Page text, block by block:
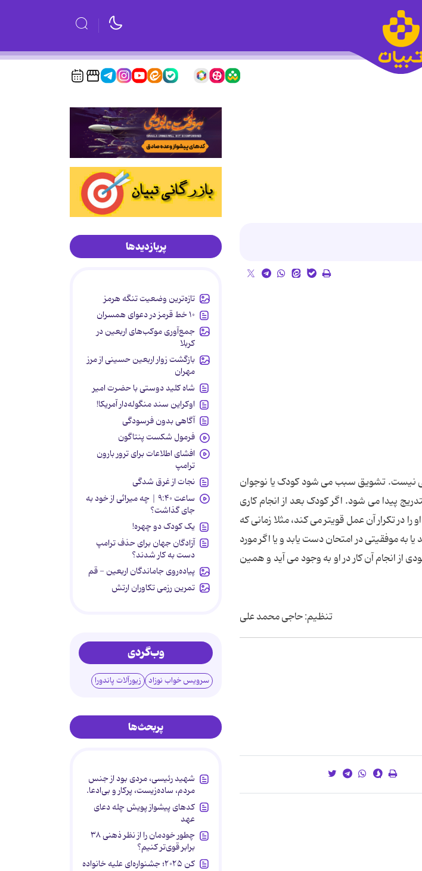
نیست. تشویق سبب می شود کودک یا نوجوان
پیدا می شود. اگر کودک بعد از انجام کاری
در تکرار آن عمل قویتر می کند، مثلا زمانی که
به موفقیتی در امتحان دست یابد و یا اگر مورد
انجام آن کار در او به وجود می آید و همین
تنظیم: حاجی محمد علی
پربازدیدها
تازه‌ترین وضعیت تنگه هرمز
۱۰ خط قرمز در دعوای همسران
جمع‌آوری موکب‌های اربعین در
کربلا
بازگشت زوار اربعین حسینی از مرز
مهران
شاه کلید دوستی با حضرت امیر
اوکراین سند منگوله‌دار آمریکا!
آگاهی بدون فرسودگی
فرمول شکست پنتاگون
افشای اطلاعات برای ترور بارون
ترامپ
نجات از غرق شدگی
ساعت ۹:۴۰ | چه میراثی از خود به
جای گذاشت؟
یک کودک دو چهره!
آزادگان جهان برای حذف ترامپ
دست به کار شدند؟
پیاده‌روی جاماندگان اربعین - قم
تمرین رزمی تکاوران ارتش
وب‌گردی
سرویس خواب نوزاد زیورآلات پاندورا
پربحث‌ها
شهید رئیسی، مردی بود از جنس
مردم، ساده‌زیست، پرکار و بی‌ادعا.
کدهای پیشواز پویش چله دعای
عهد
چطور خودمان را از نظر ذهنی ۳۸
برابر قوی‌تر کنیم؟
کن ۲۰۲۵؛ جشنواره‌ای علیه خانواده